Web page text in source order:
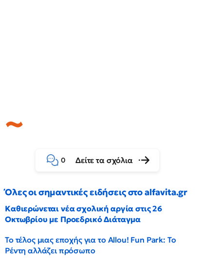
0 Δείτε τα σχόλια
Όλες οι σημαντικές ειδήσεις στο alfavita.gr
Καθιερώνεται νέα σχολική αργία στις 26
Οκτωβρίου με Προεδρικό Διάταγμα
Το τέλος μιας εποχής για το Allou! Fun Park: Το
Ρέντη αλλάζει πρόσωπο